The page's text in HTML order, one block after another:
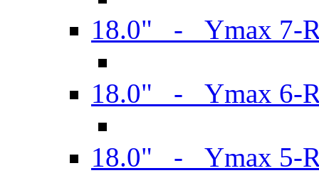
18.0" - Ymax 7-
18.0" - Ymax 6-
18.0" - Ymax 5-